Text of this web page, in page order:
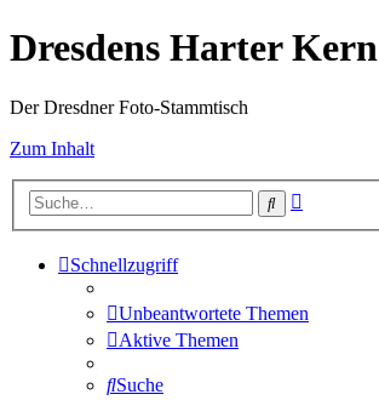
Dresdens Harter Kern
Der Dresdner Foto-Stammtisch
Zum Inhalt
Suche
Schnellzugriff
Unbeantwortete Themen
Aktive Themen
Suche